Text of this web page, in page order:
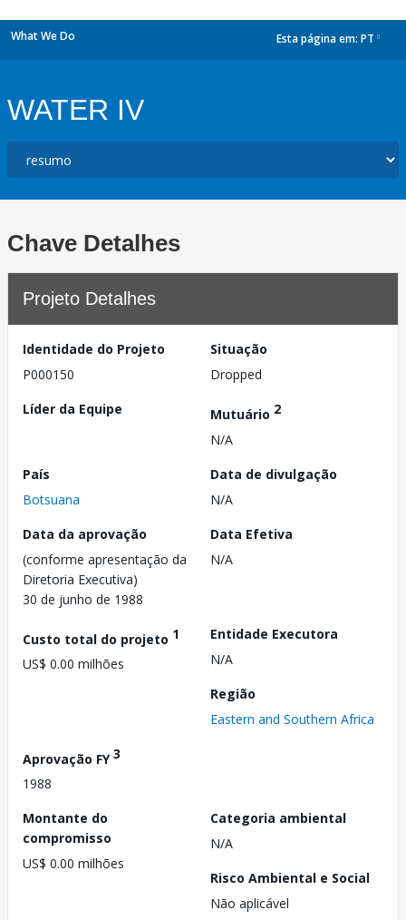
What We Do Esta página em: PT
WATER IV
Chave Detalhes
Projeto Detalhes
Identidade do Projeto
P000150
Situação
Dropped
Líder da Equipe
Mutuário 2
N/A
País
Botsuana
Data de divulgação
N/A
Data da aprovação
(conforme apresentação da
Diretoria Executiva)
30 de junho de 1988
Data Efetiva
N/A
Custo total do projeto 1
US$ 0.00 milhões
Entidade Executora
N/A
Região
Eastern and Southern Africa
Aprovação FY3
1988
Montante do
compromisso
US$ 0.00 milhões
Categoria ambiental
N/A
Risco Ambiental e Social
Não aplicável